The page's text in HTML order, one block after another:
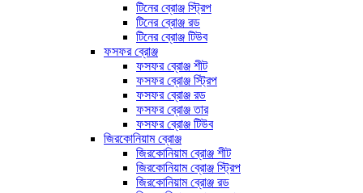
টিনের ব্রোঞ্জ স্ট্রিপ
টিনের ব্রোঞ্জ রড
টিনের ব্রোঞ্জ টিউব
ফসফর ব্রোঞ্জ
ফসফর ব্রোঞ্জ শীট
ফসফর ব্রোঞ্জ স্ট্রিপ
ফসফর ব্রোঞ্জ রড
ফসফর ব্রোঞ্জ তার
ফসফর ব্রোঞ্জ টিউব
জিরকোনিয়াম ব্রোঞ্জ
জিরকোনিয়াম ব্রোঞ্জ শীট
জিরকোনিয়াম ব্রোঞ্জ স্ট্রিপ
জিরকোনিয়াম ব্রোঞ্জ রড